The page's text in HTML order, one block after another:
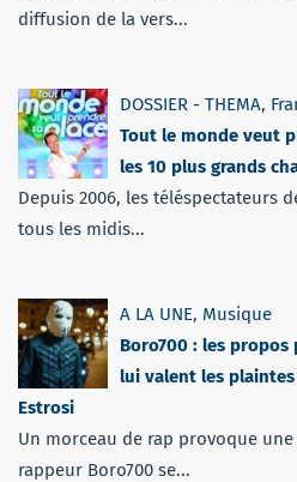
diffusion de la vers...
DOSSIER - THEMA,
Tout le monde veut
les 10 plus grands
Depuis 2006, les téléspectateurs
tous les midis...
A LA UNE, Musique
Boro700 : les
lui valent les
Estrosi
Un morceau de rap provoque
rappeur Boro700 se...